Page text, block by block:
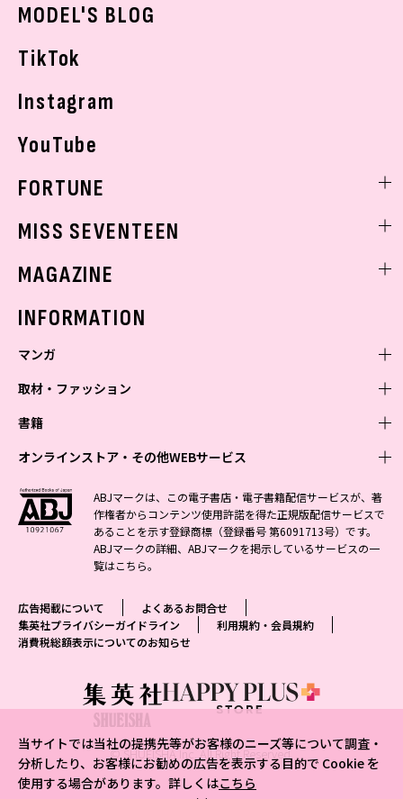
当サイトでは当社の提携先等がお客様のニーズ等について調査・
分析したり、お客様にお勧めの広告を表示する目的で Cookie を
使用する場合があります。詳しくはこちら
MODEL'S BLOG
TikTok
Instagram
YouTube
FORTUNE
MISS SEVENTEEN
MAGAZINE
INFORMATION
マンガ
少年マンガ
Vジャンプ
最強ジャンプ
少年ジャンプ+
ジャンプTOON
ジャンプルーキー！
S-MANGA
集英社コミック文庫
青年マンガ
ZEBRACK
S-MANGA
集英社ジャンプリミックス
週刊ヤングジャンプ
ヤングジャンプ定期購読デジタル
となりのヤングジャンプ
グランドジャンプ
ウルトラジャンプ
少女マンガ
ZEBRACK
S-MANGA
集英社コミック文庫
マーガレット
別冊マーガレット
リマコミ
マンガMeets
女性マンガ
ジャンプTOON
集英社コミック文庫
マンガMee公式サイト
リマコミ
office YOU
取材・ファッション
ファッション・美容
BAILA
MAQUIA
eclat
T JAPAN
MEN'S NON-NO
集英社オンライン
芸能・情報・スポーツ
週プレNEWS
週プレ グラジャパ!
書籍
文芸・文庫・総合
小説すばる
集英社 文芸ステーション
web 集英社文庫
アジア人物史
学芸・ノンフィクション・新書
1日5分で、明日は変わる よみタイ yomitai
集英社学芸部 - 学芸・ノンフィクション
集英社ビジネス書
集英社新書プラス - 知の水先案内人
kotoba
情報・知識＆オピニオン imidas
ライトノベル・ノベライズ
集英社オレンジ文庫
JUMP j-BOOKS
ダッシュエックス文庫公式サイト
集英社Webマガジン コバルト
集英社の児童図書 S-KIDS.LAND
オンラインストア・その他WEBサービス
オンラインストア
OTO
SHUEISHA MANGA-ART HERITAGE
ジャンプキャラクターズストア
HAPPY PLUS STORE
SHUEISHA VOX
LEEマルシェ
eclat premium
mirabella homme
zakka market
その他WEBサービス
集英社アドナビ
集英社エディターズ・ラボ
ABJマークは、この電子書店・電子書籍配信サービスが、著
作権者からコンテンツ使用許諾を得た正規版配信サービスで
あることを示す登録商標（登録番号 第6091713号）です。
ABJマークの詳細、ABJマークを掲示しているサービスの一
覧はこちら。
広告掲載について
よくあるお問合せ
集英社プライバシーガイドライン
利用規約・会員規約
消費税総額表示についてのお知らせ
© SHUEISHA Inc. All Right Reserved.